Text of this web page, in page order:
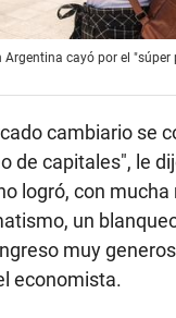
cayó por el "súper
cambiario se
de capitales", le
logró, con mucha
un
muy
economista.